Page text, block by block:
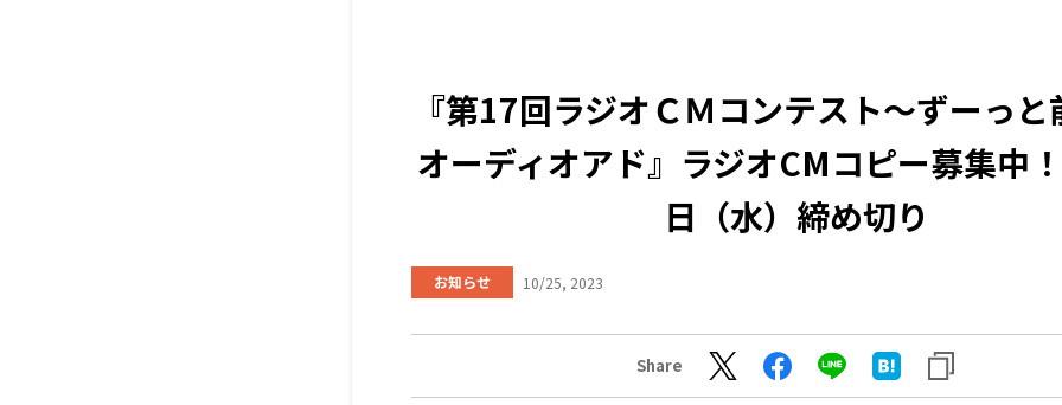
『第17回ラジオＣＭコンテスト～ずーっと
オーディオアド』ラジオCMコピー募集中
日（水）締め切り
お知らせ 10/25, 2023
Share